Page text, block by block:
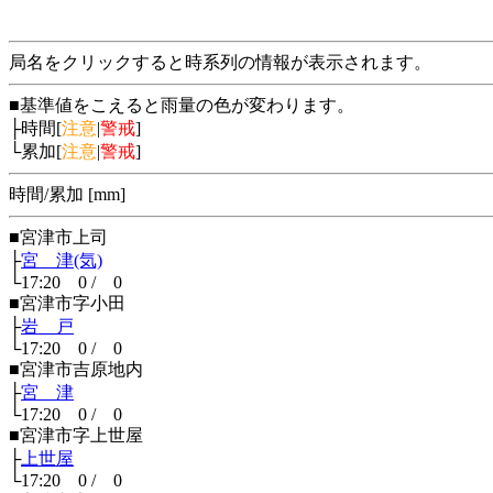
局名をクリックすると時系列の情報が表示されます。
■基準値をこえると雨量の色が変わります。
├時間[注意|警戒]
└累加[注意|警戒]
時間/累加 [mm]
■宮津市上司
├宮 津(気)
└17:20 0 / 0
■宮津市字小田
├岩 戸
└17:20 0 / 0
■宮津市吉原地内
├宮 津
└17:20 0 / 0
■宮津市字上世屋
├上世屋
└17:20 0 / 0